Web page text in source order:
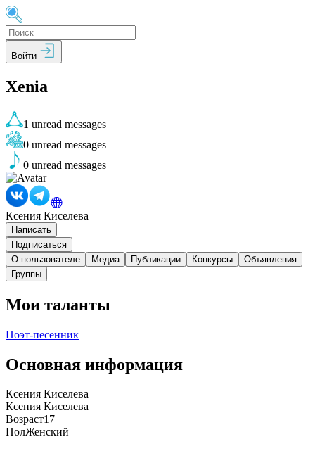
Войти
Xenia
1 unread messages
0 unread messages
0 unread messages
Ксения Киселева
Написать
Подписаться
О пользователе
Медиа Публикации Конкурсы
Объявления
Группы
Мои таланты
Поэт-песенник
Основная информация
Ксения Киселева
Ксения Киселева
Возраст17
ПолЖенский